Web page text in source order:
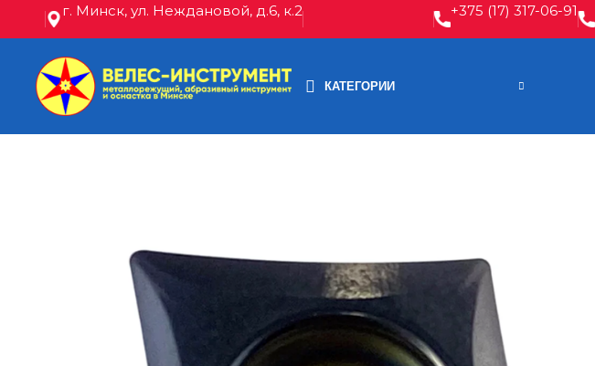
г. Минск, ул. Неждановой, д.6, к.2 +375 (17) 317-06-91
КАТЕГОРИИ